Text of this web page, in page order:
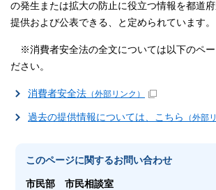
の発生または拡大の防止に役立つ情報を都道
提供および公表できる、と定められています。
※消費者安全法の全文については以下のペー
ださい。
消費者安全法 （外部リンク）
過去の提供情報については、こちら （外部
このページに関するお問い合わせ
市民部市民相談室